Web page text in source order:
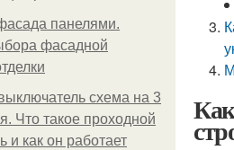
панелями.
фасадной
схема на 3
Что такое проходной
и как он работает